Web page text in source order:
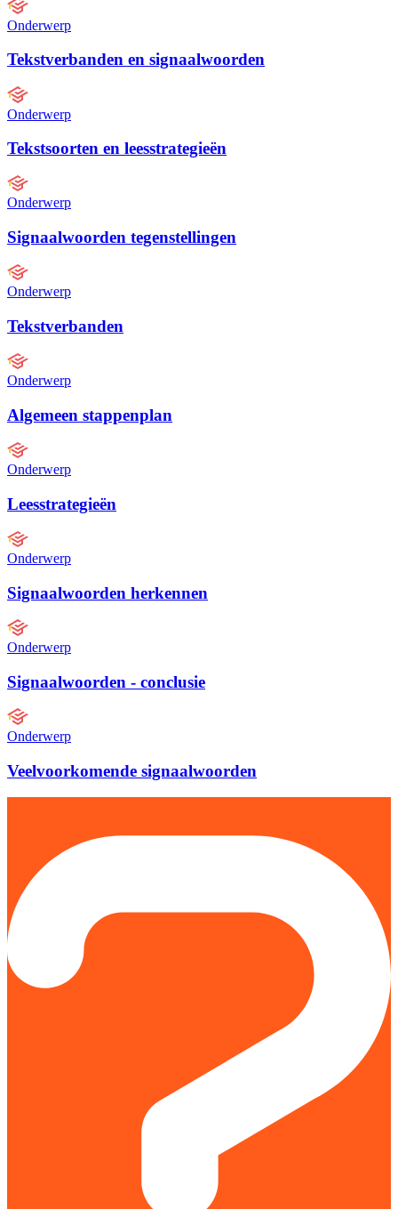
Onderwerp
Tekstverbanden en signaalwoorden
Onderwerp
Tekstsoorten en leesstrategieën
Onderwerp
Signaalwoorden tegenstellingen
Onderwerp
Tekstverbanden
Onderwerp
Algemeen stappenplan
Onderwerp
Leesstrategieën
Onderwerp
Signaalwoorden herkennen
Onderwerp
Signaalwoorden - conclusie
Onderwerp
Veelvoorkomende signaalwoorden